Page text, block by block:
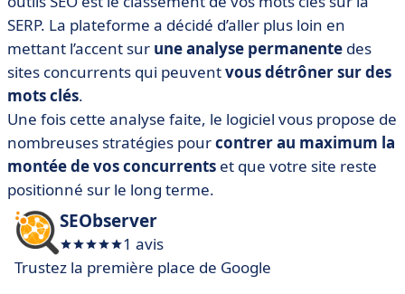
SERP. La plateforme a décidé d’aller plus loin en
mettant l’accent sur une analyse permanente des
sites concurrents qui peuventvous détrôner sur des
mots clés.
Une fois cette analyse faite, le logiciel vous propose de
nombreuses stratégies pourcontrer au maximum la
montée de vos concurrents et que votre site reste
positionné sur le long terme.
SEObserver
1 avis
Trustez la première place de Google